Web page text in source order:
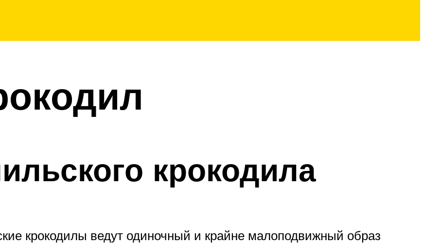
крокодила
крокодилы ведут одиночный и крайне малоподвижный образ